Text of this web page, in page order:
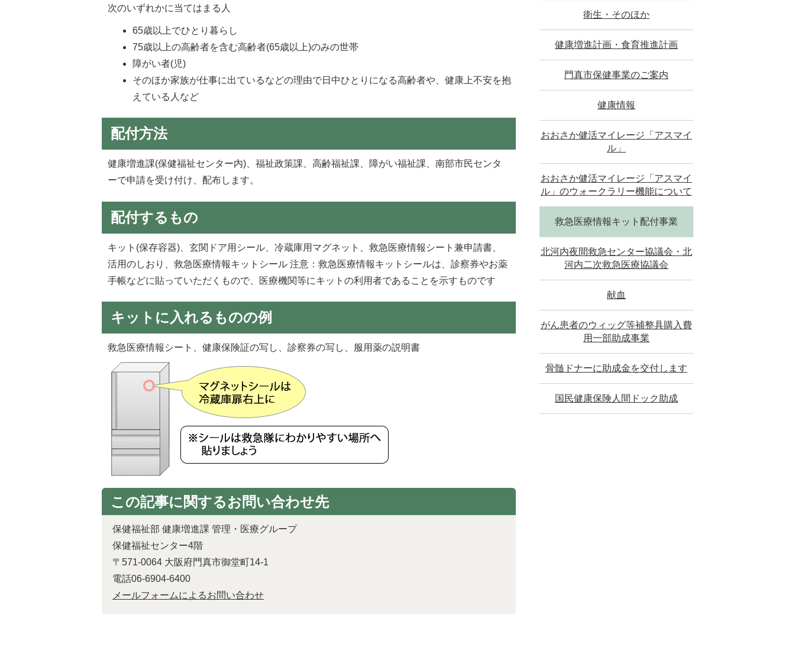
次のいずれかに当てはまる人
65歳以上でひとり暮らし
75歳以上の高齢者を含む高齢者(65歳以上)のみの世帯
障がい者(児)
そのほか家族が仕事に出ているなどの理由で日中ひとりになる高齢者や、健康上不安を抱
えている人など
配付方法
健康増進課(保健福祉センター内)、福祉政策課、高齢福祉課、障がい福祉課、南部市民センタ
ーで申請を受け付け、配布します。
配付するもの
キット(保存容器)、玄関ドア用シール、冷蔵庫用マグネット、救急医療情報シート兼申請書、
活用のしおり、救急医療情報キットシール 注意：救急医療情報キットシールは、診察券やお薬
手帳などに貼っていただくもので、医療機関等にキットの利用者であることを示すものです
キットに入れるものの例
救急医療情報シート、健康保険証の写し、診察券の写し、服用薬の説明書
この記事に関するお問い合わせ先
保健福祉部 健康増進課 管理・医療グループ
保健福祉センター4階
〒571-0064 大阪府門真市御堂町14-1
電話06-6904-6400
メールフォームによるお問い合わせ
衛生・そのほか
健康増進計画・食育推進計画
門真市保健事業のご案内
健康情報
おおさか健活マイレージ「アスマイ
ル」
おおさか健活マイレージ「アスマイ
ル」のウォークラリー機能について
救急医療情報キット配付事業
北河内夜間救急センター協議会・北
河内二次救急医療協議会
献血
がん患者のウィッグ等補整具購入費
用一部助成事業
骨髄ドナーに助成金を交付します
国民健康保険人間ドック助成